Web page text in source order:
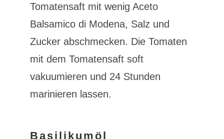
Tomatensaft mit wenig Aceto
Balsamico di Modena, Salz und
Zucker abschmecken. Die Tomaten
mit dem Tomatensaft soft
vakuumieren und 24 Stunden
marinieren lassen.
Basilikumöl